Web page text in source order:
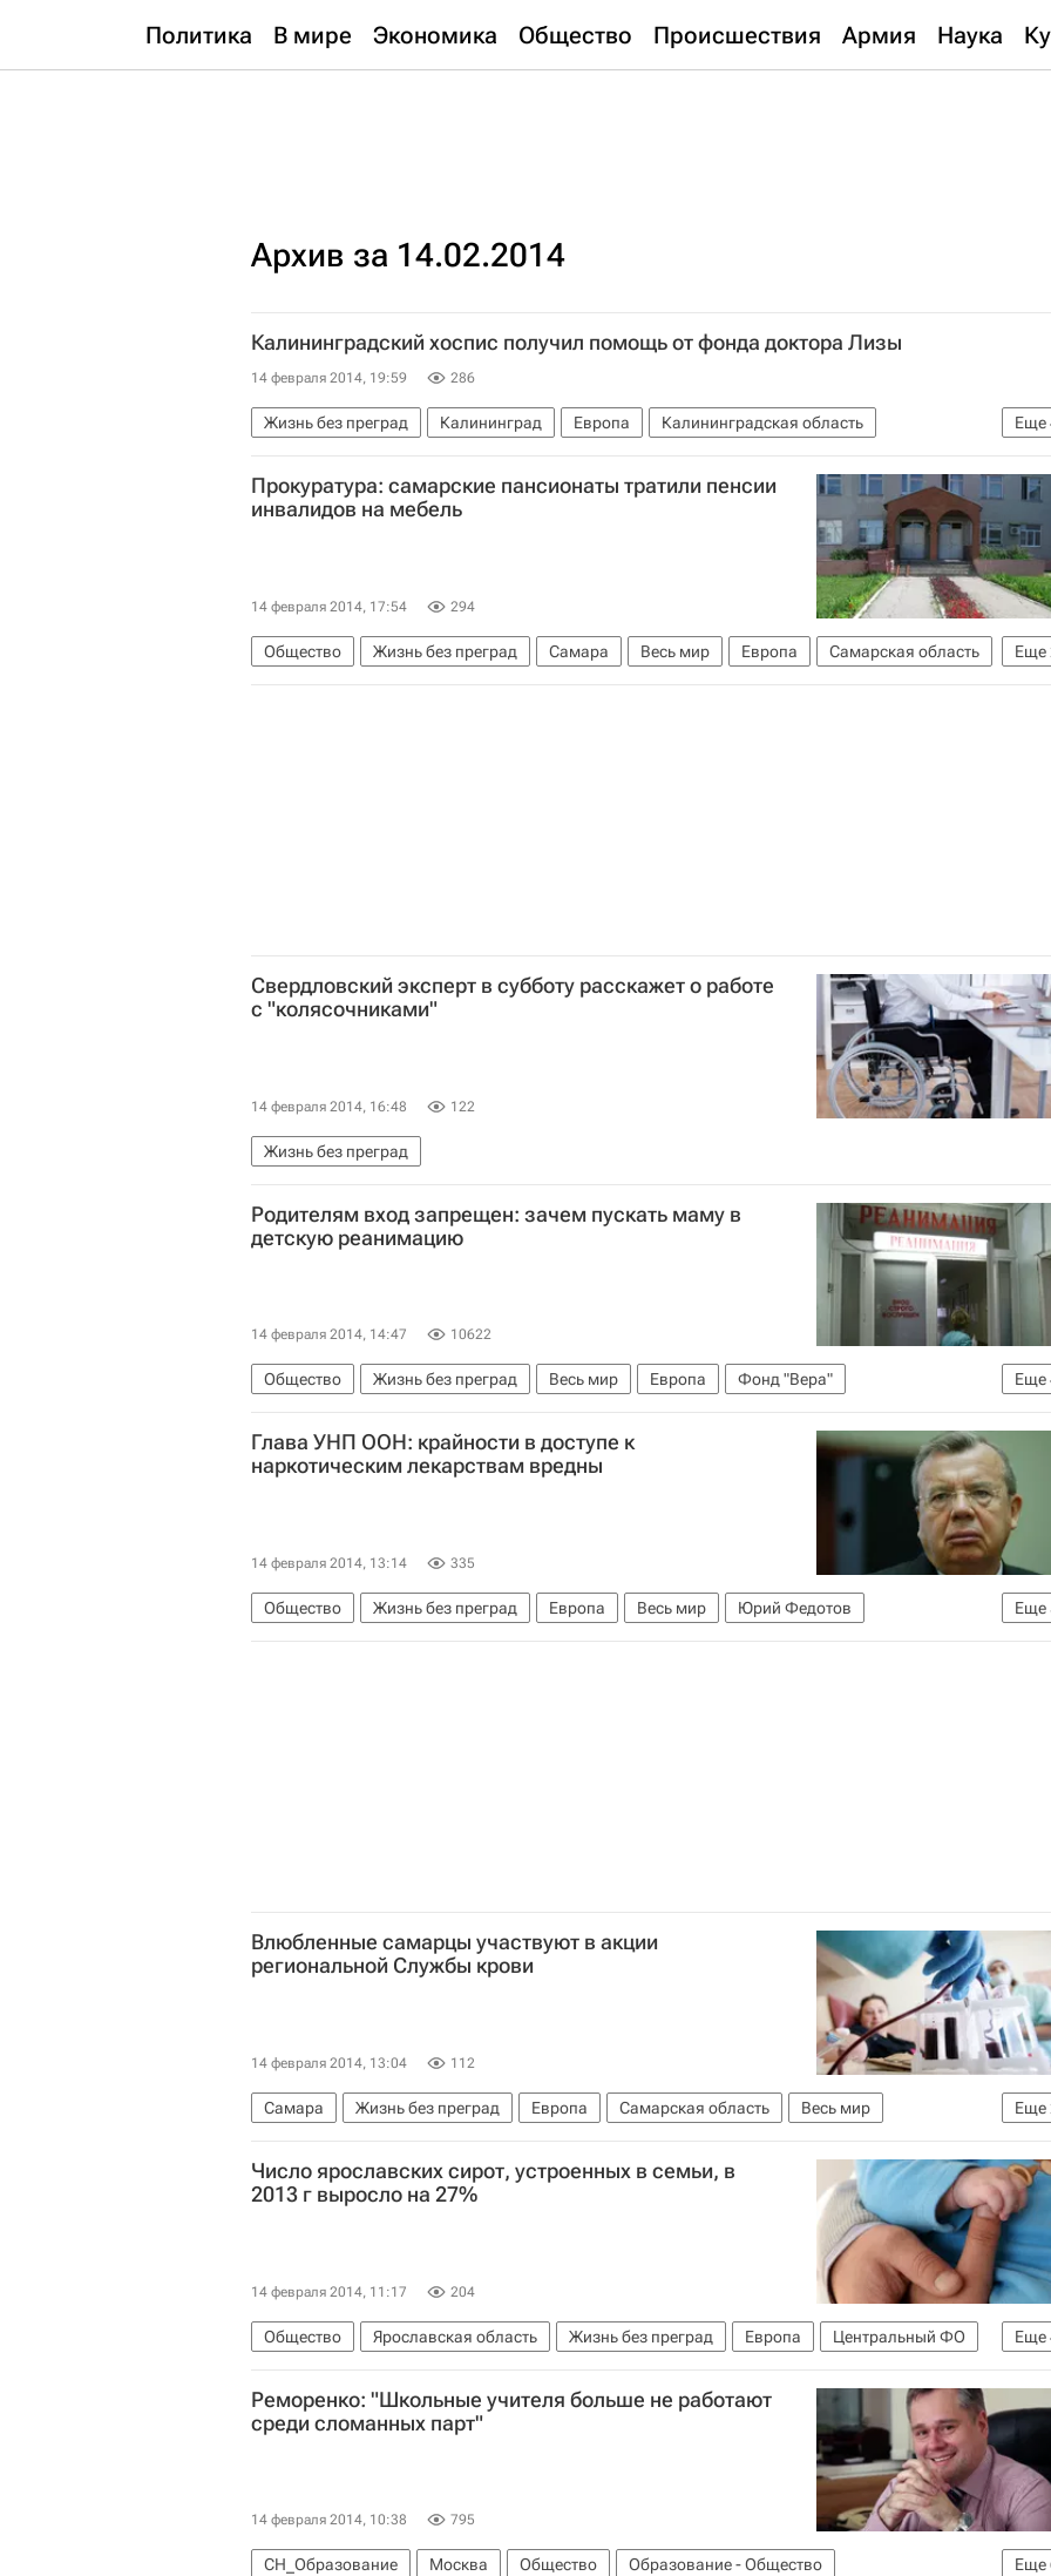
Политика В мире Экономика Общество Происшествия Армия Наука
Архив за 14.02.2014
Калининградский хоспис получил помощь от фонда доктора Лизы
14 февраля 2014, 19:59 286
Еще
Жизнь без преград Калининград Европа
Калининградская область
Северо-Западный ФО
Весь мир Елизавета Глинка Россия
Прокуратура: самарские пансионаты тратили пенсии
инвалидов на мебель
14 февраля 2014, 17:54 294
Еще
Общество Жизнь без преград Самара Весь мир Европа
Самарская область
Приволжский ФО
Россия
Свердловский эксперт в субботу расскажет о работе
с "колясочниками"
14 февраля 2014, 16:48 122
Жизнь без преград
Родителям вход запрещен: зачем пускать маму в
детскую реанимацию
14 февраля 2014, 14:47 10622
Еще
Общество Жизнь без преград Весь мир Европа
Фонд "Вера"
Министерство здравоохранения РФ (Минздрав России)
Здоровье
Детские вопросы
Россия
Глава УНП ООН: крайности в доступе к
наркотическим лекарствам вредны
14 февраля 2014, 13:14 335
Еще
Общество Жизнь без преград Европа Весь мир
Юрий Федотов
Вячеслав Апанасенко
Федеральная служба по контролю за оборотом наркотиков РФ
Влюбленные самарцы участвуют в акции
региональной Службы крови
14 февраля 2014, 13:04 112
Еще
Самара Жизнь без преград Европа Самарская область
Весь мир
Приволжский ФО
Россия
Число ярославских сирот, устроенных в семьи, в
2013 г выросло на 27%
14 февраля 2014, 11:17 204
Еще
Общество Ярославская область Жизнь без преград Европа
Центральный ФО
Весь мир
Правительство Ярославской области Детские вопросы Россия
Реморенко: "Школьные учителя больше не работают
среди сломанных парт"
14 февраля 2014, 10:38 795
Еще
СН_Образование Москва Общество
Образование - Общество